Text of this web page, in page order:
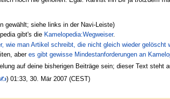
gewählt; siehe links in der Navi-Leiste)
gibt's die Kamelopedia:Wegweiser.
wie man Artikel schreibt, die nicht gleich wieder gelöscht
aberes gibt gewisse Mindestanforderungen an
auf deine bisherigen Beiträge sein; dieser Text steht
) 01:33, 30. Mär 2007 (CEST)